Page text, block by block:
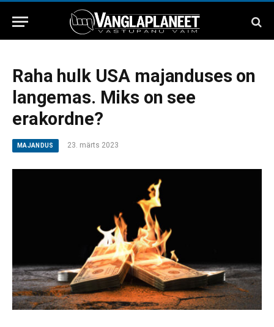
Raha hulk USA majanduses on
langemas. Miks on see
erakordne?
MAJANDUS 23. märts 2023